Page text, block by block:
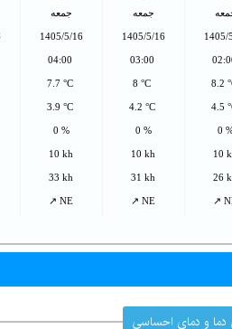
1405/
8.2
4.5
0
10
26
↗
جمعه
1405/5/16
03:00
8 °C
4.2 °C
0 %
10 kh
31 kh
↗ NE
جمعه
1405/5/16
04:00
7.7 °C
3.9 °C
0 %
10 kh
33 kh
↗ NE
دما و دمای احساسی